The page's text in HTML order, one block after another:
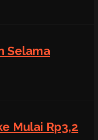
Selama
Mulai Rp3,2